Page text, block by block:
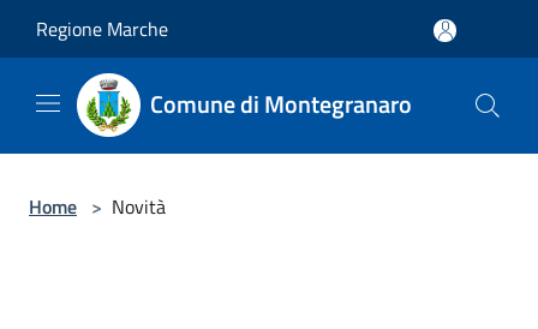
Regione Marche
Comune di Montegranaro
Home > Novità